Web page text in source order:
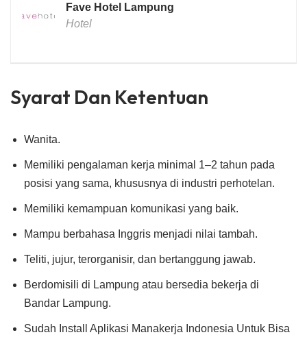
Fave Hotel Lampung
Hotel
Syarat Dan Ketentuan
Wanita.
Memiliki pengalaman kerja minimal 1–2 tahun pada
posisi yang sama, khususnya di industri perhotelan.
Memiliki kemampuan komunikasi yang baik.
Mampu berbahasa Inggris menjadi nilai tambah.
Teliti, jujur, terorganisir, dan bertanggung jawab.
Berdomisili di Lampung atau bersedia bekerja di
Bandar Lampung.
Sudah Install Aplikasi Manakerja Indonesia Untuk Bisa